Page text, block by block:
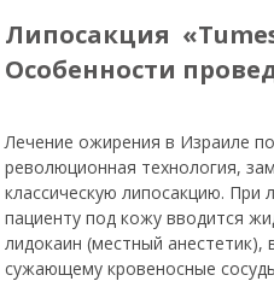
Липосакция
Особенности
Лечение ожирения в Израиле
революционная технология,
классическую липосакцию.
пациенту под кожу вводится
лидокаин (местный анестетик),
сужающему кровеносные